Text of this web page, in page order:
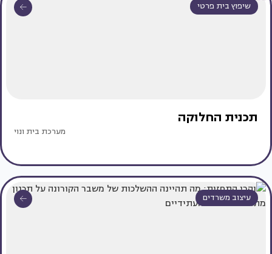
שיפוץ בית פרטי
תכנית החלוקה
מערכת בית ונוי
עיצוב משרדים